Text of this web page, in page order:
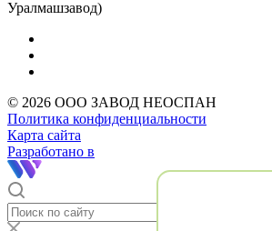
Уралмашзавод)
© 2026 ООО ЗАВОД НЕОСПАН
Политика конфиденциальности
Карта сайта
Разработано в